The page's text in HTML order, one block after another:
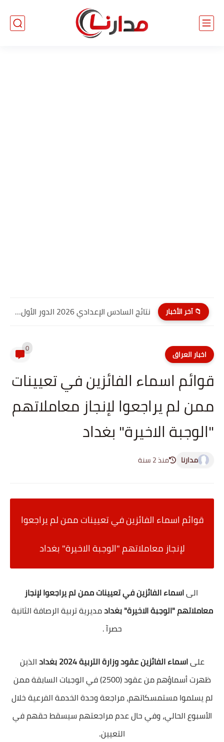
📁 آخر الأخبار نتائج السادس الإعدادي 2026 الدور الأول PDF النجف الاشرف| موقع...
اخبار العراق 0
قوائم اسماء الفائزين في تعيينات
ممن لم يراجعوا لإنجاز معاملاتهم
"الوجبة الاخيرة" بغداد
مدارنا منذ 2 سنة
قوائم اسماء الفائزين في تعيينات ممن لم يراجعوا
لإنجاز معاملاتهم "الوجبة الاخيرة" بغداد
الىاسماء الفائزين في تعيينات ممن لم يراجعوا لإنجاز
معاملاتهم "الوجبة الاخيرة" بغدادمديرية تربية الرصافة الثانية
حصرآ .
علىاسماء الفائزين عقود وزارة التربية 2024 بغداد
الذين
ظهرت أسماؤهم من عقود (2500) في الوجبات السابقة ممن
لم يسلموا مستمسكاتهم، مراجعة وحدة الخدمة الفرعية خلال
الأسبوع الحالي، وفي حال عدم مراجعتهم سيسقط حقهم في
التعيين.